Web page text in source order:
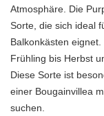
Atmosphäre. Die
Sorte, die sich ideal
Balkonkästen
Frühling bis Herbst
Diese Sorte ist
einer Bougainvillea
suchen.